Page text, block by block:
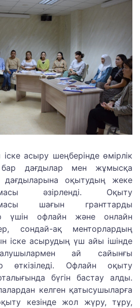
асыру шеңберінде өмірлік
дағдылар мен жұмысқа
дағдыларына оқытудың жеке
әзірленді. Оқыту
шағын гранттарды
үшін офлайн және онлайн
сондай-ақ менторлардың
іске асырудың үш айы ішінде
ай сайынғы
өткізіледі. Офлайн оқыту
бүгін бастау алды.
келген қатысушыларға
кезінде жол жүру, тұру,